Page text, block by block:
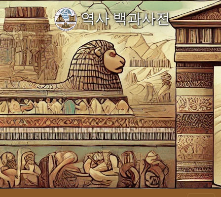
역사 백과사전